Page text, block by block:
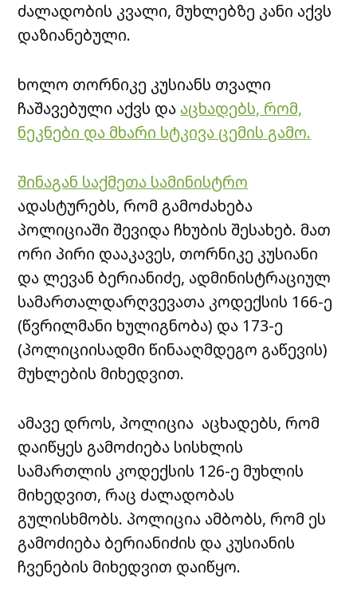
ძალადობის კვალი, მუხლებზე კანი აქვს
დაზიანებული.
ხოლო თორნიკე კუსიანს თვალი
ჩაშავებული აქვს და აცხადებს, რომ,
ნეკნები და მხარი სტკივა ცემის გამო.
შინაგან საქმეთა სამინისტრო
ადასტურებს, რომ გამოძახება
პოლიციაში შევიდა ჩხუბის შესახებ. მათ
ორი პირი დააკავეს, თორნიკე კუსიანი
და ლევან ბერიანიძე, ადმინისტრაციულ
სამართალდარღვევათა კოდექსის 166-ე
(წვრილმანი ხულიგნობა) და 173-ე
(პოლიციისადმი წინააღმდეგო გაწევის)
მუხლების მიხედვით.
ამავე დროს, პოლიცია აცხადებს, რომ
დაიწყეს გამოძიება სისხლის
სამართლის კოდექსის 126-ე მუხლის
მიხედვით, რაც ძალადობას
გულისხმობს. პოლიცია ამბობს, რომ ეს
გამოძიება ბერიანიძის და კუსიანის
ჩვენების მიხედვით დაიწყო.